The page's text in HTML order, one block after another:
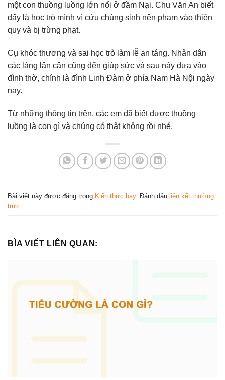
một con thuồng luồng lớn nổi ở đầm Nại. Chu Văn An biết
đấy là học trò mình vì cứu chúng sinh nên phạm vào thiên
quy và bị trừng phạt.
Cụ khóc thương và sai học trò làm lễ an táng. Nhân dân
các làng lân cận cũng đến giúp sức và sau này đưa vào
đình thờ, chính là đình Linh Đàm ở phía Nam Hà Nội ngày
nay.
Từ những thông tin trên, các em đã biết được thuồng
luồng là con gì và chúng có thật không rồi nhé.
Bài viết này được đăng trong Kiến thức hay. Đánh dấu liên kết thường
trực.
BÌA VIẾT LIÊN QUAN: